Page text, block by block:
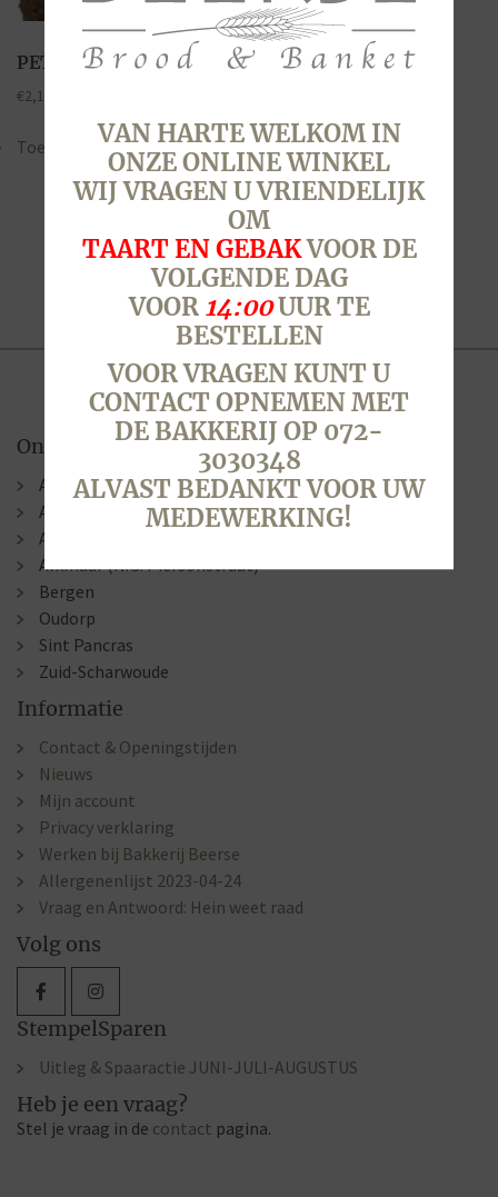
PETIT FOUR KERS
€2,10
Toevoegen aan winkelwagen
Onze winkels
Alkmaar (Berenkoog)
Alkmaar (Stationsweg)
Alkmaar (Laat )
Alkmaar (N.G. Piersonstraat)
Bergen
Oudorp
Sint Pancras
Zuid-Scharwoude
Informatie
Contact & Openingstijden
Nieuws
Mijn account
Privacy verklaring
Werken bij Bakkerij Beerse
Allergenenlijst 2023-04-24
Vraag en Antwoord: Hein weet raad
Volg ons
StempelSparen
Uitleg & Spaaractie JUNI-JULI-AUGUSTUS
Heb je een vraag?
Stel je vraag in de contact pagina.
VAN HARTE WELKOM IN
ONZE ONLINE WINKEL
WIJ VRAGEN U VRIENDELIJK
OM
TAART EN GEBAKVOOR DE
VOLGENDE DAG
VOOR 14:00UUR TE
BESTELLEN
VOOR VRAGEN KUNT U
CONTACT OPNEMEN MET
DE BAKKERIJ OP 072-
3030348
ALVAST BEDANKT VOOR UW
MEDEWERKING!